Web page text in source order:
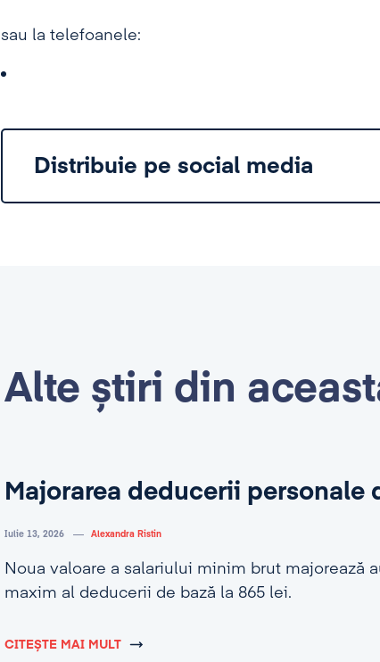
sau la telefoanele:
Distribuie pe social media
Alte știri din
Majorarea deducerii personale
Iulie 13, 2026 Alexandra Ristin
Noua valoare a salariului minim brut majorează
maxim al deducerii de bază la 865 lei.
CITEȘTE MAI MULT